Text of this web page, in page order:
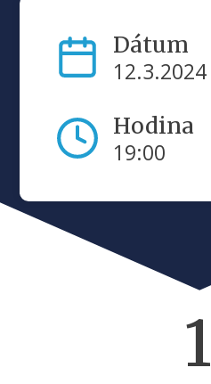
Dátum
12.3.2024
Hodina
19:00
1